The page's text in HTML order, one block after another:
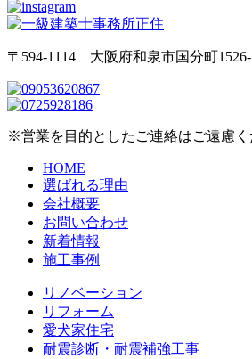
〒594-1114 大阪府和泉市国分町1526-
※営業を目的としたご連絡はご遠慮く
HOME
選ばれる理由
会社概要
お問い合わせ
新着情報
施工事例
リノベーション
リフォーム
愛犬家住宅
耐震診断・耐震補強工事